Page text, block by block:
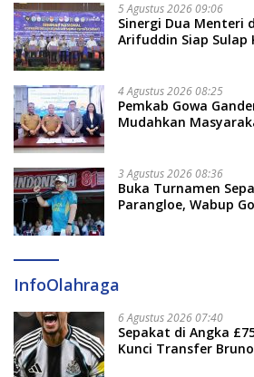
5 Agustus 2026 09:06
Sinergi Dua Menteri
Arifuddin Siap Sulap
4 Agustus 2026 08:25
Pemkab Gowa
Mudahkan
3 Agustus 2026 08:36
Buka Turnamen
Parangloe, Wabup
InfoOlahraga
6 Agustus 2026 07:40
Sepakat di Angka
Kunci Transfer